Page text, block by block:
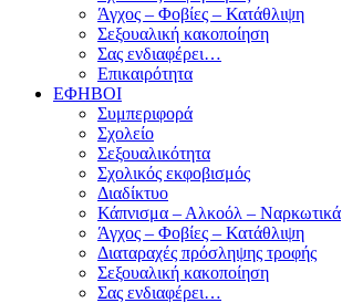
Άγχος – Φοβίες – Κατάθλιψη
Σεξουαλική κακοποίηση
Σας ενδιαφέρει…
Επικαιρότητα
ΕΦΗΒΟΙ
Συμπεριφορά
Σχολείο
Σεξουαλικότητα
Σχολικός εκφοβισμός
Διαδίκτυο
Κάπνισμα – Αλκοόλ – Ναρκωτικά
Άγχος – Φοβίες – Κατάθλιψη
Διαταραχές πρόσληψης τροφής
Σεξουαλική κακοποίηση
Σας ενδιαφέρει…